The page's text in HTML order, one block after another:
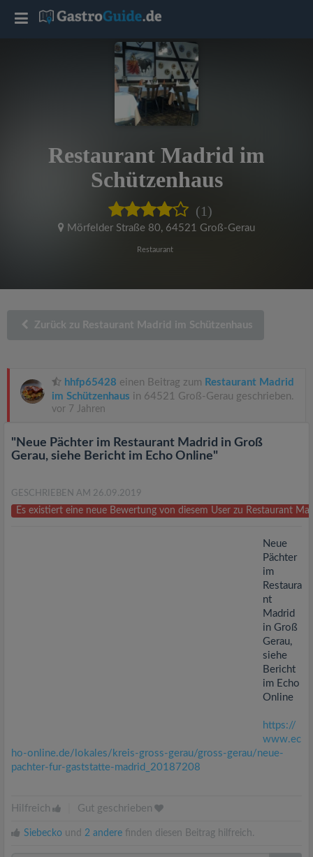
Restaurant Madrid im
Schützenhaus
(1)
Mörfelder Straße 80, 64521 Groß-Gerau
Restaurant
Zurück zu Restaurant Madrid im Schützenhaus
hhfp65428 einen Beitrag zum Restaurant Madrid
im Schützenhaus in 64521 Groß-Gerau geschrieben.
vor 7 Jahren
"Neue Pächter im Restaurant Madrid in Groß
Gerau, siehe Bericht im Echo Online"
GESCHRIEBEN AM 26.09.2019
Es existiert eine neue Bewertung von diesem User zu Restaurant
Neue
Pächter
im
Restaura
nt
Madrid
in Groß
Gerau,
siehe
Bericht
im Echo
Online
https://
www.ec
ho-online.de/lokales/kreis-gross-gerau/gross-gerau/neue-
pachter-fur-gaststatte-madrid_20187208
Hilfreich Gut geschrieben
Siebecko und 2 andere finden diesen Beitrag hilfreich.
T
g
t
i